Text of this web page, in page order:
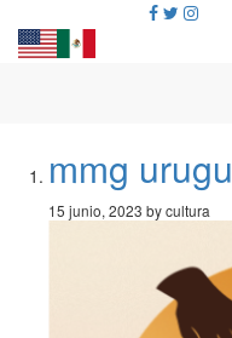
mmg
15 junio, 2023 by cultura